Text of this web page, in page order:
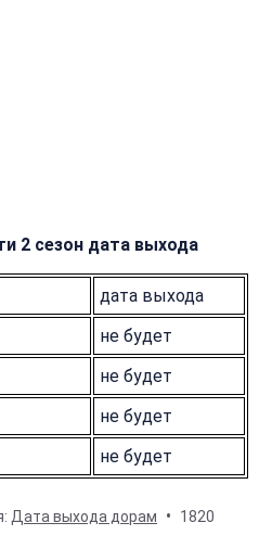
2 сезон дата выхода
дата выхода
не будет
не будет
не будет
не будет
Дата выхода дорам
1820